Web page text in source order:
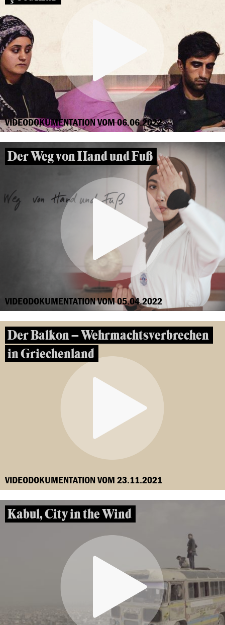
VIDEODOKUMENTATION VOM 06.06.2022
Der Weg von Hand und Fuß
VIDEODOKUMENTATION VOM 05.04.2022
Der Balkon – Wehrmachtsverbrechen
in Griechenland
VIDEODOKUMENTATION VOM 23.11.2021
Kabul, City in the Wind